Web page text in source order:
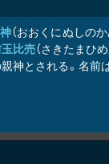
（おおくにぬしの
比売（さきたまひ
親神とされる。名